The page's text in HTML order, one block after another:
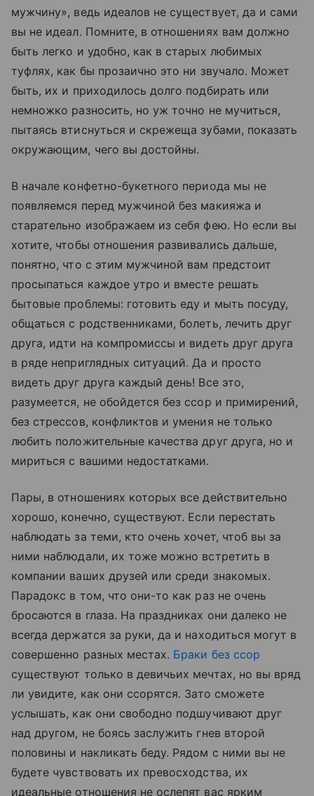
мужчину», ведь идеалов не существует, да и сами
вы не идеал. Помните, в отношениях вам должно
быть легко и удобно, как в старых любимых
туфлях, как бы прозаично это ни звучало. Может
быть, их и приходилось долго подбирать или
немножко разносить, но уж точно не мучиться,
пытаясь втиснуться и скрежеща зубами, показать
окружающим, чего вы достойны.
В начале конфетно-букетного периода мы не
появляемся перед мужчиной без макияжа и
старательно изображаем из себя фею. Но если вы
хотите, чтобы отношения развивались дальше,
понятно, что с этим мужчиной вам предстоит
просыпаться каждое утро и вместе решать
бытовые проблемы: готовить еду и мыть посуду,
общаться с родственниками, болеть, лечить друг
друга, идти на компромиссы и видеть друг друга
в ряде неприглядных ситуаций. Да и просто
видеть друг друга каждый день! Все это,
разумеется, не обойдется без ссор и примирений,
без стрессов, конфликтов и умения не только
любить положительные качества друг друга, но и
мириться с вашими недостатками.
Пары, в отношениях которых все действительно
хорошо, конечно, существуют. Если перестать
наблюдать за теми, кто очень хочет, чтоб вы за
ними наблюдали, их тоже можно встретить в
компании ваших друзей или среди знакомых.
Парадокс в том, что они-то как раз не очень
бросаются в глаза. На праздниках они далеко не
всегда держатся за руки, да и находиться могут в
совершенно разных местах. Браки без ссор
существуют только в девичьих мечтах, но вы вряд
ли увидите, как они ссорятся. Зато сможете
услышать, как они свободно подшучивают друг
над другом, не боясь заслужить гнев второй
половины и накликать беду. Рядом с ними вы не
будете чувствовать их превосходства, их
идеальные отношения не ослепят вас ярким